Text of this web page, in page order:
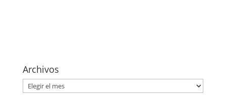
Archivos
Archivos